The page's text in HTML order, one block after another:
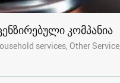
კომპანია
services, Other Service